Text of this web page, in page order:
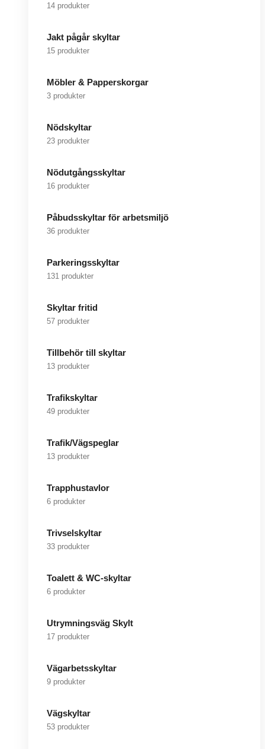
14 produkter
Jakt pågår skyltar
15 produkter
Möbler & Papperskorgar
3 produkter
Nödskyltar
23 produkter
Nödutgångsskyltar
16 produkter
Påbudsskyltar för arbetsmiljö
36 produkter
Parkeringsskyltar
131 produkter
Skyltar fritid
57 produkter
Tillbehör till skyltar
13 produkter
Trafikskyltar
49 produkter
Trafik/Vägspeglar
13 produkter
Trapphustavlor
6 produkter
Trivselskyltar
33 produkter
Toalett & WC-skyltar
6 produkter
Utrymningsväg Skylt
17 produkter
Vägarbetsskyltar
9 produkter
Vägskyltar
53 produkter